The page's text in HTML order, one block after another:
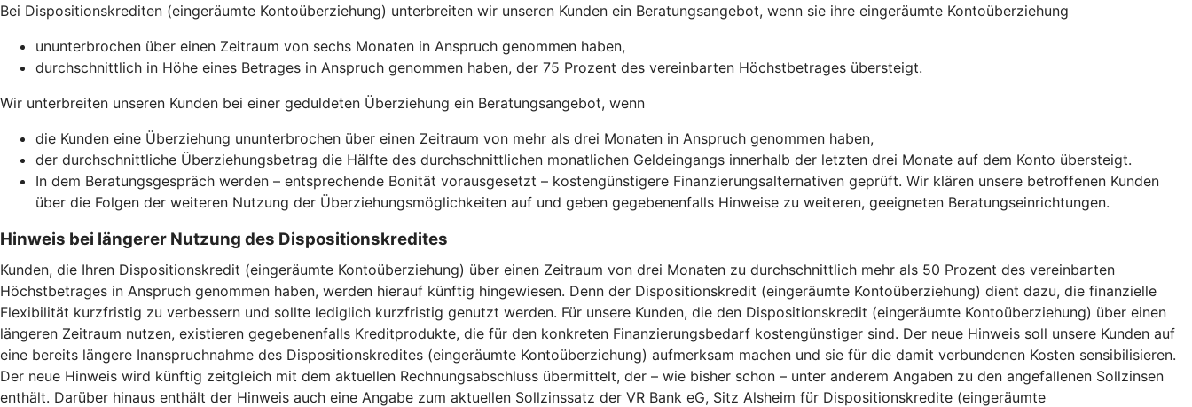
Bei Dispositionskrediten (eingeräumte Kontoüberziehung) unterbreiten wir unseren Kunden ein Beratungsangebot, wenn sie ihre eingeräumte Kontoüberziehung
ununterbrochen über einen Zeitraum von sechs Monaten in Anspruch genommen haben,
durchschnittlich in Höhe eines Betrages in Anspruch genommen haben, der 75 Prozent des vereinbarten Höchstbetrages übersteigt.
Wir unterbreiten unseren Kunden bei einer geduldeten Überziehung ein Beratungsangebot, wenn
die Kunden eine Überziehung ununterbrochen über einen Zeitraum von mehr als drei Monaten in Anspruch genommen haben,
der durchschnittliche Überziehungsbetrag die Hälfte des durchschnittlichen monatlichen Geldeingangs innerhalb der letzten drei Monate auf dem Konto übersteigt.
In dem Beratungsgespräch werden – entsprechende Bonität vorausgesetzt – kostengünstigere Finanzierungsalternativen geprüft. Wir klären unsere betroffenen Kunden
über die Folgen der weiteren Nutzung der Überziehungsmöglichkeiten auf und geben gegebenenfalls Hinweise zu weiteren, geeigneten Beratungseinrichtungen.
Hinweis bei längerer Nutzung des Dispositionskredites
Kunden, die Ihren Dispositionskredit (eingeräumte Kontoüberziehung) über einen Zeitraum von drei Monaten zu durchschnittlich mehr als 50 Prozent des vereinbarten
Höchstbetrages in Anspruch genommen haben, werden hierauf künftig hingewiesen. Denn der Dispositionskredit (eingeräumte Kontoüberziehung) dient dazu, die finanzielle
Flexibilität kurzfristig zu verbessern und sollte lediglich kurzfristig genutzt werden. Für unsere Kunden, die den Dispositionskredit (eingeräumte Kontoüberziehung) über einen
längeren Zeitraum nutzen, existieren gegebenenfalls Kreditprodukte, die für den konkreten Finanzierungsbedarf kostengünstiger sind. Der neue Hinweis soll unsere Kunden auf
eine bereits längere Inanspruchnahme des Dispositionskredites (eingeräumte Kontoüberziehung) aufmerksam machen und sie für die damit verbundenen Kosten sensibilisieren.
Der neue Hinweis wird künftig zeitgleich mit dem aktuellen Rechnungsabschluss übermittelt, der – wie bisher schon – unter anderem Angaben zu den angefallenen Sollzinsen
enthält. Darüber hinaus enthält der Hinweis auch eine Angabe zum aktuellen Sollzinssatz der VR Bank eG, Sitz Alsheim für Dispositionskredite (eingeräumte